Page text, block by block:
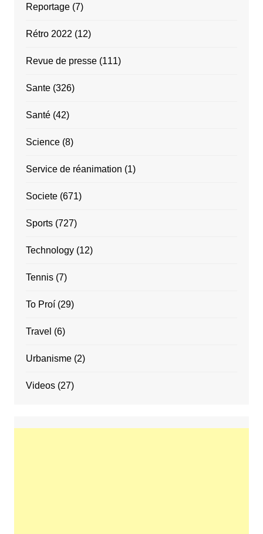
Reportage(7)
Rétro 2022 (12)
Revue de presse(111)
Sante(326)
Santé(42)
Science(8)
Service de réanimation (1)
Societe(671)
Sports(727)
Technology(12)
Tennis(7)
To Proí(29)
Travel (6)
Urbanisme(2)
Videos(27)